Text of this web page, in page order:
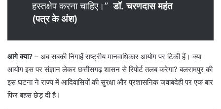
हस्तक्षेप करना चाहिए।”डॉ. चरणदास महंत
(पत्र के अंश)
आगे क्या? – अब सबकी निगाहें राष्ट्रीय मानवाधिकार आयोग पर टिकी हैं। क्या
आयोग इस पर संज्ञान लेकर छत्तीसगढ़ शासन से रिपोर्ट तलब करेगा? बलरामपुर की
इस घटना ने राज्य में आदिवासियों की सुरक्षा और प्रशासनिक जवाबदेही पर एक बार
फिर बहस छेड़ दी है।